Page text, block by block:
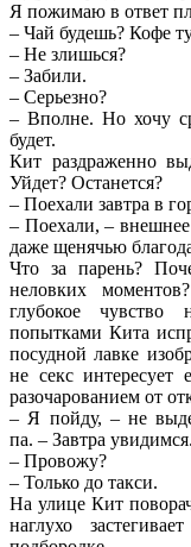
Я пожимаю в ответ
– Чай будешь? Кофе
– Не злишься?
– Забили.
– Серьезно?
– Вполне. Но хочу
будет.
Кит раздраженно
Уйдет? Останется?
– Поехали завтра в
– Поехали, –
даже щенячью
Что за парень?
неловких
глубокое чувство
попытками Кита
посудной лавке
не секс
разочарованием от
– Я пойду, – не
па. – Завтра увидимся.
– Провожу?
– Только до такси.
На улице Кит
наглухо